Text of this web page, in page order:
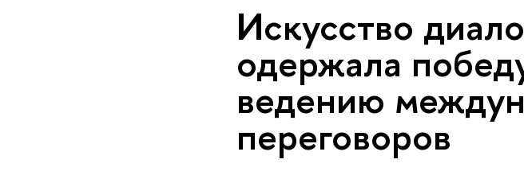
Искусство
одержала
ведению
переговоров